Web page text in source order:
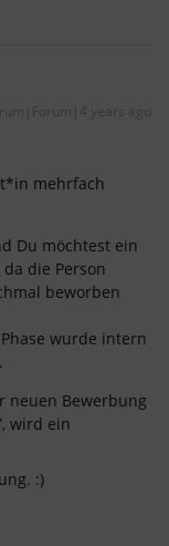
years ago
mehrfach
Du möchtest ein
die Person
beworben
wurde intern
neuen Bewerbung
wird ein
:)